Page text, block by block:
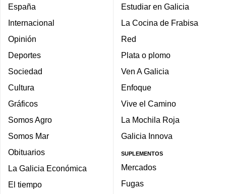
España
Internacional
Opinión
Deportes
Sociedad
Cultura
Gráficos
Somos Agro
Somos Mar
Obituarios
La Galicia Económica
El tiempo
Estudiar en Galicia
La Cocina de Frabisa
Red
Plata o plomo
Ven A Galicia
Enfoque
Vive el Camino
La Mochila Roja
Galicia Innova
SUPLEMENTOS
Mercados
Fugas